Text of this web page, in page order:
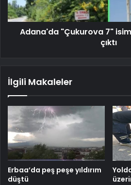
Adana'da "Çukurova 7"
çıktı
İlgili Makaleler
Erbaa’da peş peşe yıldırım
düştü